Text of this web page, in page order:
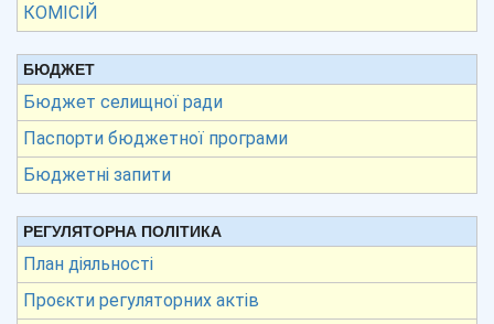
КОМІСІЙ
БЮДЖЕТ
Бюджет селищної ради
Паспорти бюджетної програми
Бюджетні запити
РЕГУЛЯТОРНА ПОЛІТИКА
План діяльності
Проєкти регуляторних актів